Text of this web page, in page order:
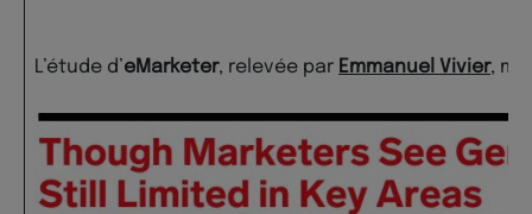
L’étude d’eMarketer, relevée par Emmanuel Vivier,